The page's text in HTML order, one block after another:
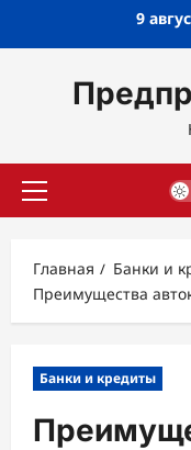
9
Основное
Главная
Банки и
Преимущества
Банки и кредиты